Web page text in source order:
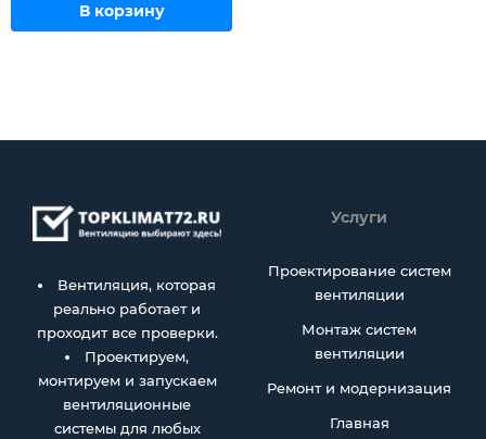
В корзину
Вентиляция, которая
реально работает и
проходит все проверки.
Проектируем,
монтируем и запускаем
вентиляционные
системы для любых
Услуги
Проектирование систем
вентиляции
Монтаж систем
вентиляции
Ремонт и модернизация
Главная